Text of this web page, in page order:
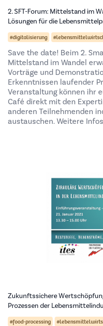
2. SFT-Forum: Mittelstand im
Lösungen für die
#digitalisierung
Save the date! Beim 2.
Mittelstand im Wandel
Vorträge und
Erkenntnissen laufender
Veranstaltung können ihr
Café direkt mit den
anderen Teilnehmenden
austauschen. Weitere
Zukunftssichere
Prozessen der
#food-processing